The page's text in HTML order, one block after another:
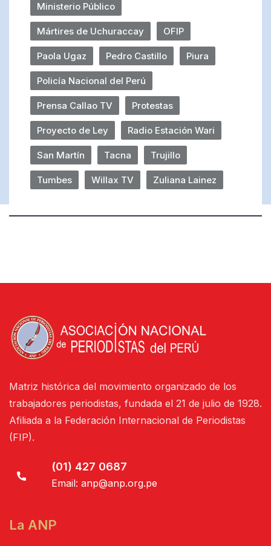
Ministerio Público
Mártires de Uchuraccay OFIP
Paola Ugaz Pedro Castillo Piura
Policía Nacional del Perú
Prensa Callao TV Protestas
Proyecto de Ley Radio Estación Wari
San Martín Tacna Trujillo
Tumbes Willax TV Zuliana Lainez
Matriz histórica del movimiento organizado de los
trabajadores periodistas, fundada el 21 de julio de 1928.
Afiliada a la Federación Internacional de Periodistas
(FIP).
(01) 427 0687
Email: anp@anp.org.pe
La ANP